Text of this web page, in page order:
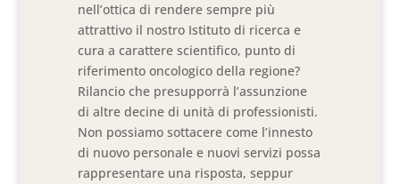
nell’ottica di rendere sempre più
attrattivo il nostro Istituto di ricerca e
cura a carattere scientifico, punto di
riferimento oncologico della regione?
Rilancio che presupporrà l’assunzione
di altre decine di unità di professionisti.
Non possiamo sottacere come l’innesto
di nuovo personale e nuovi servizi possa
rappresentare una risposta, seppur